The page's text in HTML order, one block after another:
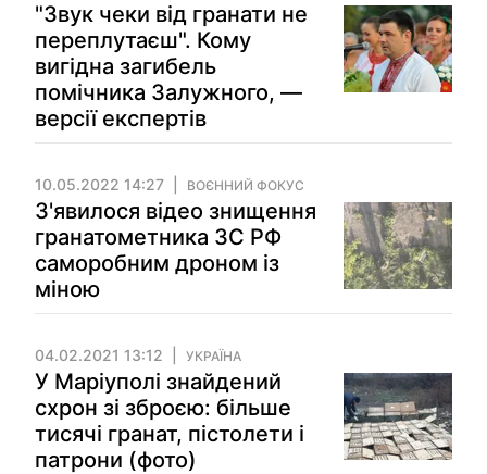
"Звук чеки від гранати не
переплутаєш". Кому
вигідна загибель
помічника Залужного, —
версії експертів
10.05.2022 14:27 ВОЄННИЙ ФОКУС
З'явилося відео знищення
гранатометника ЗС РФ
саморобним дроном із
міною
04.02.2021 13:12 УКРАЇНА
У Маріуполі знайдений
схрон зі зброєю: більше
тисячі гранат, пістолети і
патрони (фото)